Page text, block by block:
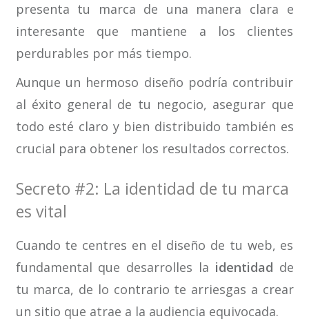
presenta tu marca de una manera clara e
interesante que mantiene a los clientes
perdurables por más tiempo.
Aunque un hermoso diseño podría contribuir
al éxito general de tu negocio, asegurar que
todo esté claro y bien distribuido también es
crucial para obtener los resultados correctos.
Secreto #2: La identidad de tu marca
es vital
Cuando te centres en el diseño de tu web, es
fundamental que desarrolles la identidad de
tu marca, de lo contrario te arriesgas a crear
un sitio que atrae a la audiencia equivocada.